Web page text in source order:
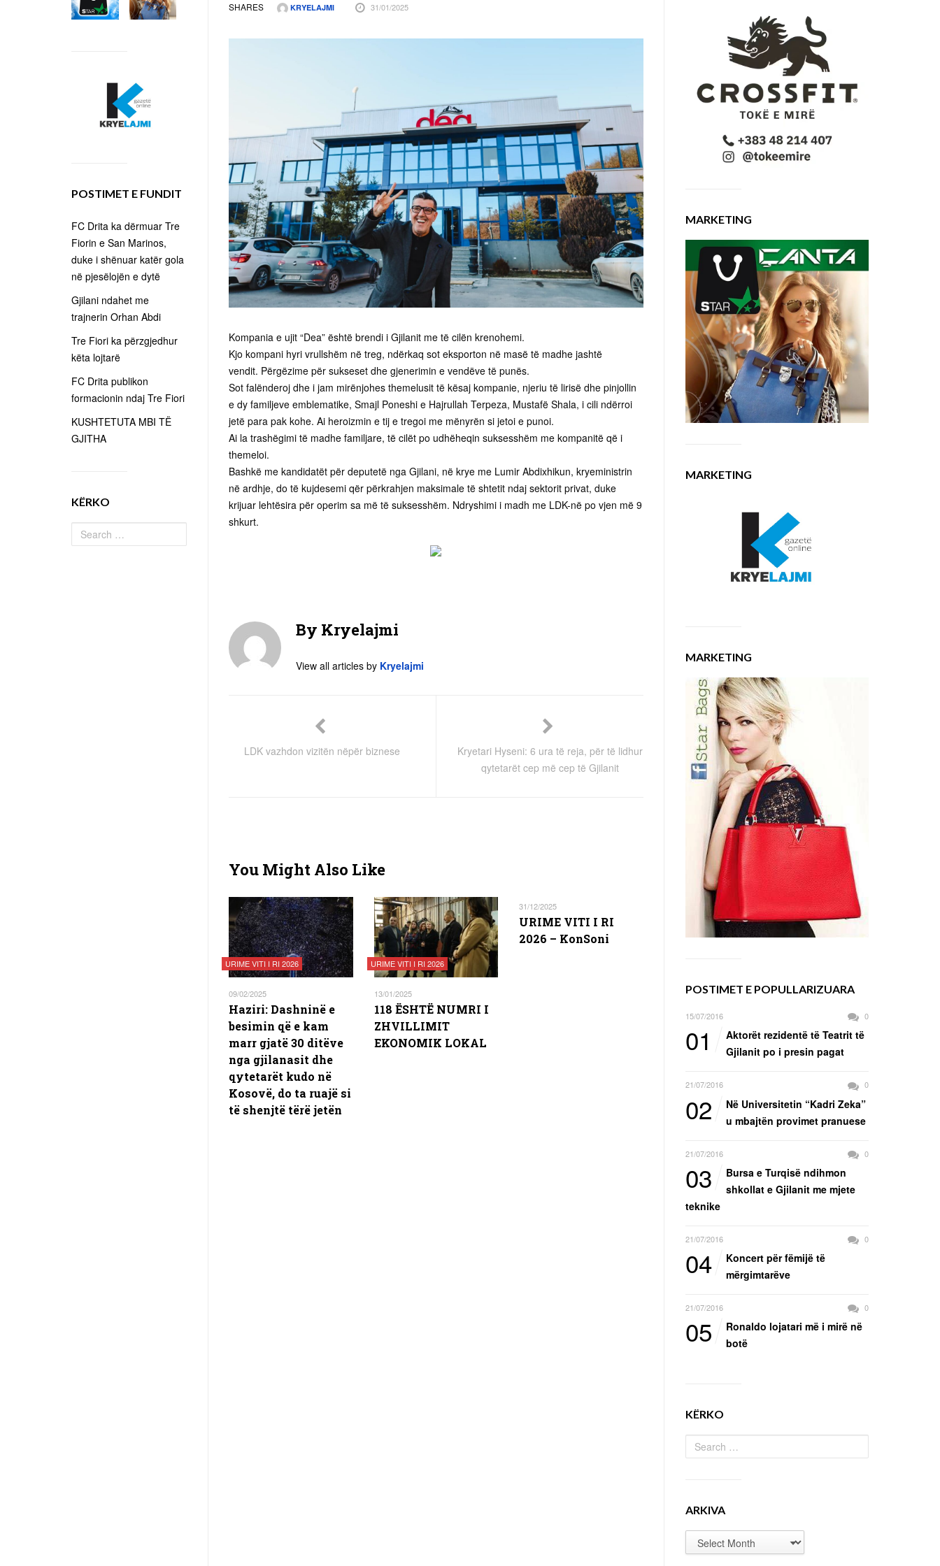
SHARES KRYELAJMI 31/01/2025
Kompania e ujit “Dea” është brendi i Gjilanit me të cilën krenohemi.
Kjo kompani hyri vrullshëm në treg, ndërkaq sot eksporton në masë të madhe jashtë
vendit. Përgëzime për sukseset dhe gjenerimin e vendëve të punës.
Sot falënderoj dhe i jam mirënjohes themelusit të kësaj kompanie, njeriu të lirisë dhe pinjollin
e dy familjeve emblematike, Smajl Poneshi e Hajrullah Terpeza, Mustafë Shala, i cili ndërroi
jetë para pak kohe. Ai heroizmin e tij e tregoi me mënyrën si jetoi e punoi.
Ai la trashëgimi të madhe familjare, të cilët po udhëheqin suksesshëm me kompanitë që i
themeloi.
Bashkë me kandidatët për deputetë nga Gjilani, në krye me Lumir Abdixhikun, kryeministrin
në ardhje, do të kujdesemi qër përkrahjen maksimale të shtetit ndaj sektorit privat, duke
krijuar lehtësira për operim sa më të suksesshëm. Ndryshimi i madh me LDK-në po vjen më 9
shkurt.
By Kryelajmi
View all articles by Kryelajmi
LDK vazhdon vizitën nëpër biznese
Kryetari Hyseni: 6 ura të reja, për të lidhur
qytetarët cep më cep të Gjilanit
You Might Also Like
URIME VITI I RI 2026
09/02/2025
Haziri: Dashninë e
besimin që e kam
marr gjatë 30 ditëve
nga gjilanasit dhe
qytetarët kudo në
Kosovë, do ta ruajë si
të shenjtë tërë jetën
URIME VITI I RI 2026
13/01/2025
118 ËSHTË NUMRI I
ZHVILLIMIT
EKONOMIK LOKAL
31/12/2025
URIME VITI I RI
2026 – KonSoni
MARKETING
MARKETING
MARKETING
POSTIMET E POPULLARIZUARA
15/07/2016 0
01
Aktorët rezidentë të Teatrit të
Gjilanit po i presin pagat
21/07/2016 0
02
Në Universitetin “Kadri Zeka”
u mbajtën provimet pranuese
21/07/2016 0
03
Bursa e Turqisë ndihmon
shkollat e Gjilanit me mjete
teknike
21/07/2016 0
04
Koncert për fëmijë të
mërgimtarëve
21/07/2016 0
05
Ronaldo lojatari më i mirë në
botë
KËRKO
ARKIVA
POSTIMET E FUNDIT
FC Drita ka dërmuar Tre
Fiorin e San Marinos,
duke i shënuar katër gola
në pjesëlojën e dytë
Gjilani ndahet me
trajnerin Orhan Abdi
Tre Fiori ka përzgjedhur
këta lojtarë
FC Drita publikon
formacionin ndaj Tre Fiori
KUSHTETUTA MBI TË
GJITHA
KËRKO